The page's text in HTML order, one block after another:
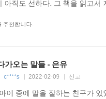
선사한다.
아직도 선하다. 그 책을 읽고
추천합니다.
가오는 말들 - 은유
c****s 2022-02-09 신고
이 중에 말을 잘하는 친구가